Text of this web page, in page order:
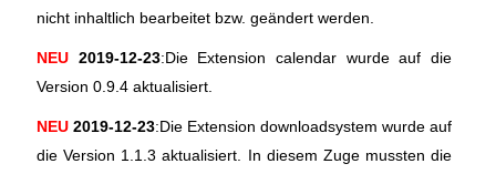
nicht inhaltlich bearbeitet bzw. geändert werden.
NEU 2019-12-23:Die Extension calendar wurde auf die
Version 0.9.4 aktualisiert.
NEU 2019-12-23:Die Extension downloadsystem wurde auf
die Version 1.1.3 aktualisiert. In diesem Zuge mussten die